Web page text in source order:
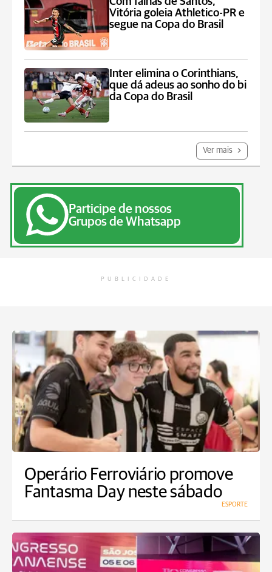
Vitória goleia Athletico-PR e
segue na Copa do Brasil
Inter elimina o Corinthians,
que dá adeus ao sonho do bi
da Copa do Brasil
Ver mais
Participe de nossos
Grupos de Whatsapp
PUBLICIDADE
Operário Ferroviário promove
Fantasma Day neste sábado
ESPORTE